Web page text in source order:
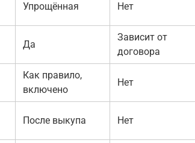
Упрощённая Нет
Да
Зависит от
договора
Как правило,
включено
Нет
После выкупа Нет